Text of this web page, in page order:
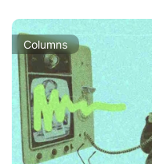
Columns